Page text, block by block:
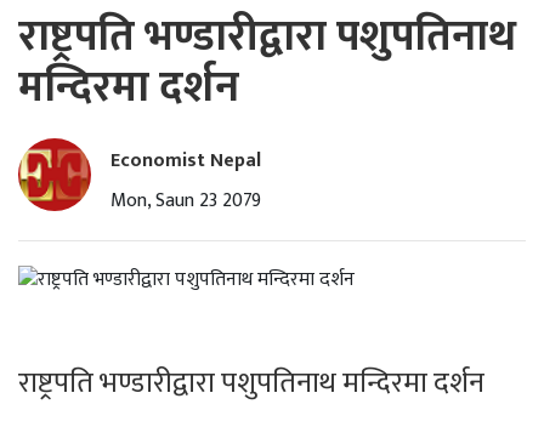
राष्ट्रपति भण्डारीद्वारा पशुपतिनाथ
मन्दिरमा दर्शन
Economist Nepal
Mon, Saun 23 2079
राष्ट्रपति भण्डारीद्वारा पशुपतिनाथ मन्दिरमा दर्शन